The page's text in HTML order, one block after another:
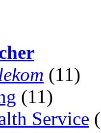
(11)
(11)
Service